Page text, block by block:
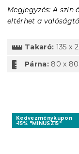
Megjegyzés: A szín
eltérhet a
Takaró: 135 x
Párna: 80 x
Kedvezménykupon
-15% "MINUSZ15"